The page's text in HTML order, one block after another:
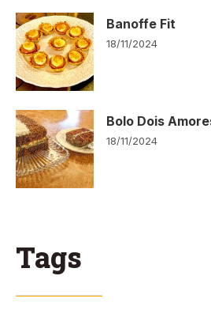
Banoffe Fit
18/11/2024
Bolo Dois
18/11/2024
Tags